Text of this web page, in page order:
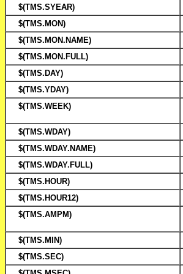
$(TMS.SYEAR)
$(TMS.MON)
$(TMS.MON.NAME)
$(TMS.MON.FULL)
$(TMS.DAY)
$(TMS.YDAY)
$(TMS.WEEK)
$(TMS.WDAY)
$(TMS.WDAY.NAME)
$(TMS.WDAY.FULL)
$(TMS.HOUR)
$(TMS.HOUR12)
$(TMS.AMPM)
$(TMS.MIN)
$(TMS.SEC)